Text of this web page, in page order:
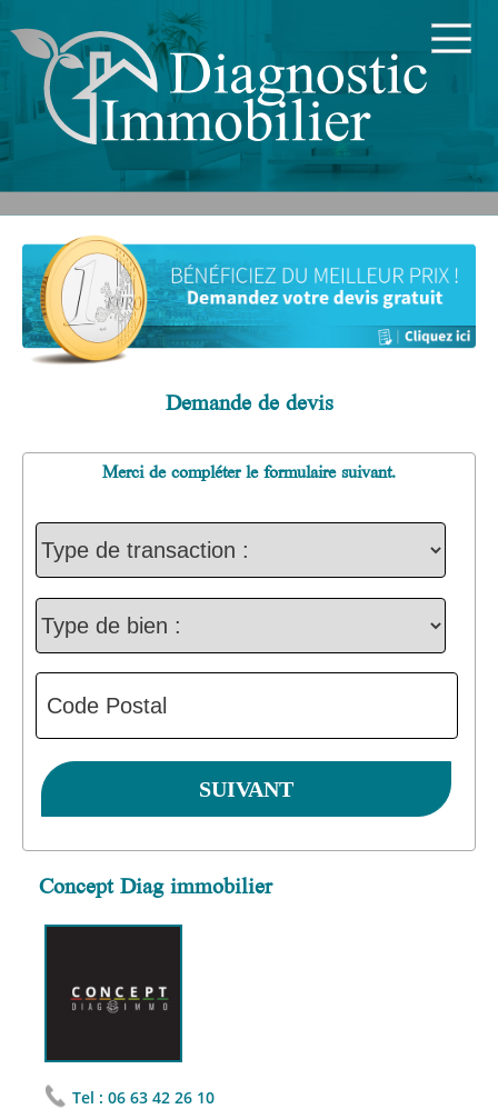
Demande de devis
Merci de compléter le formulaire suivant.
Concept Diag immobilier
Tel : 06 63 42 26 10